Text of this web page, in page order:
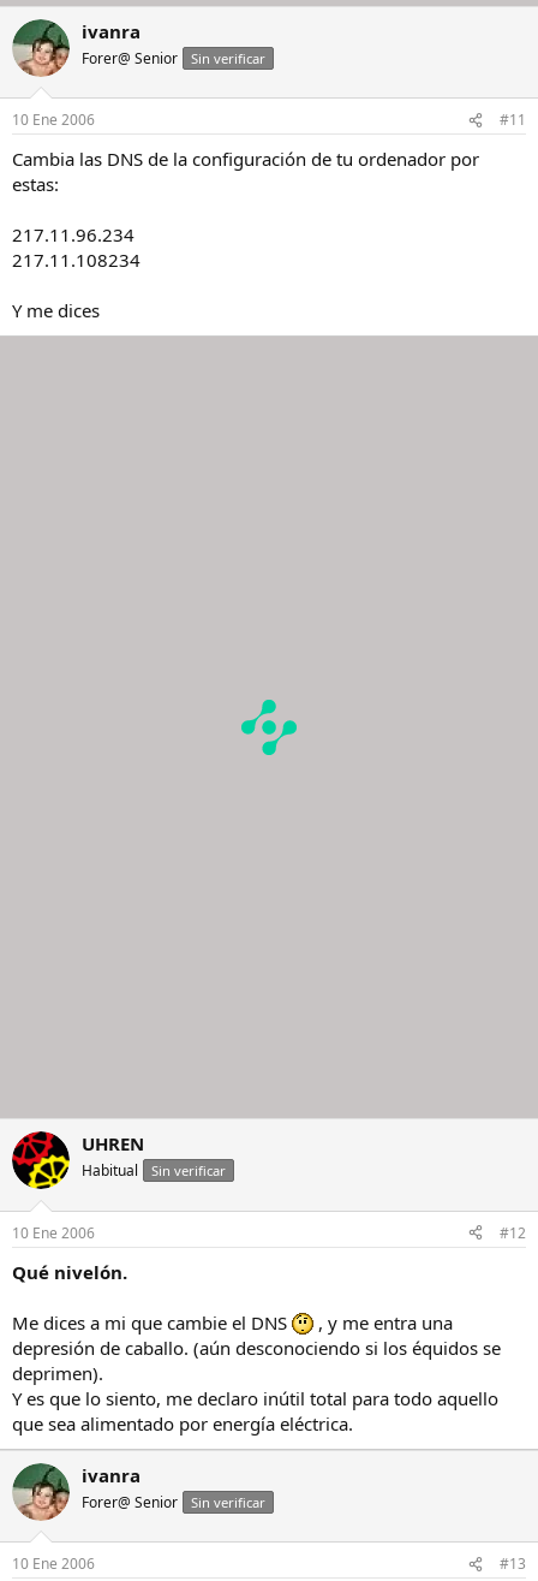
ivanra
Forer@ Senior Sin verificar
10 Ene 2006 #11
Cambia las DNS de la configuración de tu ordenador por
estas:
217.11.96.234
217.11.108234
Y me dices
UHREN
Habitual Sin verificar
10 Ene 2006 #12
Qué nivelón.
Me dices a mi que cambie el DNS
, y me entra una
depresión de caballo. (aún desconociendo si los équidos se
deprimen).
Y es que lo siento, me declaro inútil total para todo aquello
que sea alimentado por energía eléctrica.
ivanra
Forer@ Senior Sin verificar
10 Ene 2006 #13